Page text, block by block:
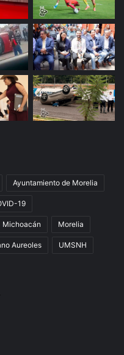
Ayuntamiento de Morelia
19
Michoacán Morelia
Aureoles UMSNH